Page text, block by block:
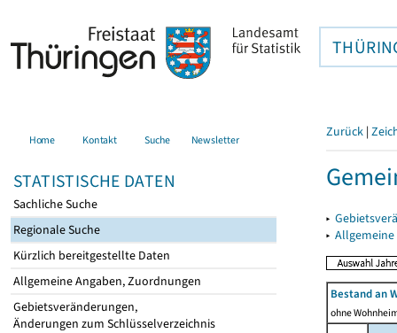
Home Kontakt Suche Newsletter
STATISTISCHE DATEN
Sachliche Suche
Regionale Suche
Kürzlich bereitgestellte Daten
Allgemeine Angaben, Zuordnungen
Gebietsveränderungen,
Änderungen zum Schlüsselverzeichnis
Zurück |
▸
▸
Bestand an
ohne